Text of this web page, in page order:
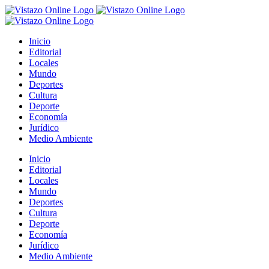
Saltar
al
Inicio
Editorial
Locales
Mundo
Deportes
Cultura
Deporte
Economía
Jurídico
Medio Ambiente
Inicio
Editorial
Locales
Mundo
Deportes
Cultura
Deporte
Economía
Jurídico
Medio Ambiente